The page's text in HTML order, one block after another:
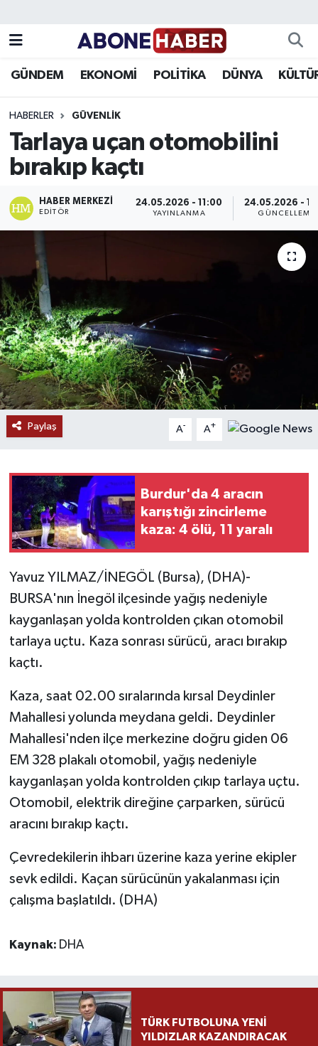
GÜNDEM EKONOMİ POLİTİKA DÜNYA
HABERLER GÜVENLIK
Tarlaya uçan otomobilini
bırakıp kaçtı
HABER MERKEZI
EDITÖR
24.05.2026 - 11:00
YAYINLANMA
24.05.2026 -
GÜNCELLEME
Paylaş A- A+
Burdur'da 4 aracın
karıştığı zincirleme
kaza: 4 ölü, 11 yaralı
Yavuz YILMAZ/İNEGÖL (Bursa), (DHA)-
BURSA'nın İnegöl ilçesinde yağış nedeniyle
kayganlaşan yolda kontrolden çıkan otomobil
tarlaya uçtu. Kaza sonrası sürücü, aracı bırakıp
kaçtı.
Kaza, saat 02.00 sıralarında kırsal Deydinler
Mahallesi yolunda meydana geldi. Deydinler
Mahallesi'nden ilçe merkezine doğru giden 06
EM 328 plakalı otomobil, yağış nedeniyle
kayganlaşan yolda kontrolden çıkıp tarlaya uçtu.
Otomobil, elektrik direğine çarparken, sürücü
aracını bırakıp kaçtı.
Çevredekilerin ihbarı üzerine kaza yerine ekipler
sevk edildi. Kaçan sürücünün yakalanması için
çalışma başlatıldı. (DHA)
Kaynak: DHA
TÜRK FUTBOLUNA YENİ
YILDIZLAR KAZANDIRACAK
Asayiş
Bilim ve Teknoloji
Dünya
Eğitim
Ekonomi
Genel
Gündem
Kültür Sanat
Magazin
Sağlık
Son Dakika
Yaşam
Yerel
AboneHaber Özel
Süper Lig Puan Durumu ve Fikstür
Tüm Manşetler
Haber Arşivi